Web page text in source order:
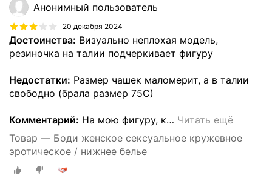
Анонимный пользователь
20 декабря 2024
Достоинства: Визуально неплохая модель,
резиночка на талии подчеркивает фигуру
Недостатки: Размер чашек маломерит, а в талии
свободно (брала размер 75С)
Комментарий: На мою фигуру, к… Читать ещё
Товар — Боди женское сексуальное кружевное
эротическое / нижнее белье